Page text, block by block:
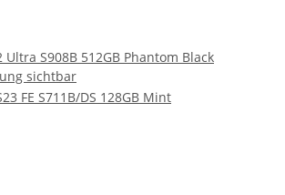
Ultra S908B 512GB Phantom Black
sichtbar